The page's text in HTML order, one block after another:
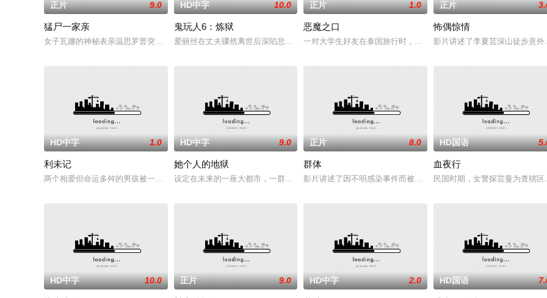
正片 9.0
猛尸一家亲
女子瓦娜的神秘表亲温思罗普突然仓皇登门，身后还跟着一个来自异界的危险实体，
HD中字 10.0
鬼玩人6：炼狱
爱丽丝在丈夫骤然离世后深陷悲痛，受邀前往公婆的乡间庄园暂住，试图和丈夫的家
正片 1.0
恶魔之口
一对大学生好友在泰国旅行时，被困在一个水下洞穴中，同时，周遭
正片
怖偶惊情
影片讲述了李夏芸深山徒步意外
HD中字 1.0
利未记
两个相爱但命运多舛的男孩被一个暴力的存在所纠缠，这个存在会以他们最想要的那
HD中字 9.0
她个人的地狱
设定在未来的一座大都市，一群女演员聚集在一座豪华酒店，计划拍摄一部类似《太
正片 8.0
群体
影片讲述了因不明感染事件而被封锁的建筑内，孤立无援的幸存者们
HD国语
血夜行
民国时期，女警探芸曼为查辖
HD中字 10.0 正片 9.0 HD中字 2.0 HD国语